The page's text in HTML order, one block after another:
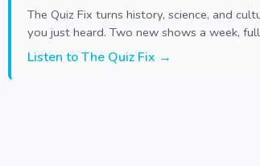
The Quiz Fix turns history, science, and
you just heard. Two new shows a week,
Listen to The Quiz Fix →